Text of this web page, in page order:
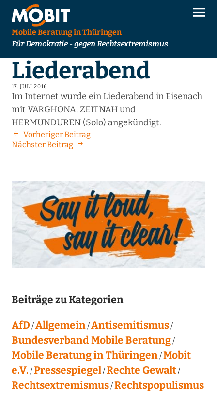
Mobile Beratung in Thüringen
Für Demokratie - gegen Rechtsextremismus
Liederabend
17. JULI 2016
Im Internet wurde ein Liederabend in Eisenach
mit VARGHONA, ZEITNAH und
HERMUNDUREN (Solo) angekündigt.
Vorheriger Beitrag
Nächster Beitrag
Beiträge zu Kategorien
AfD Allgemein Antisemitismus
Bundesverband Mobile Beratung
Mobile Beratung in Thüringen Mobit
e.V. Pressespiegel Rechte Gewalt
Rechtsextremismus Rechtspopulismus